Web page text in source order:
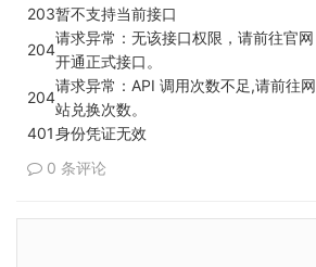
203暂不支持当前接口
204
请求异常：无该接口权限，请前往官网
开通正式接口。
204
请求异常：API 调用次数不足,请前往网
站兑换次数。
401身份凭证无效
0 条评论